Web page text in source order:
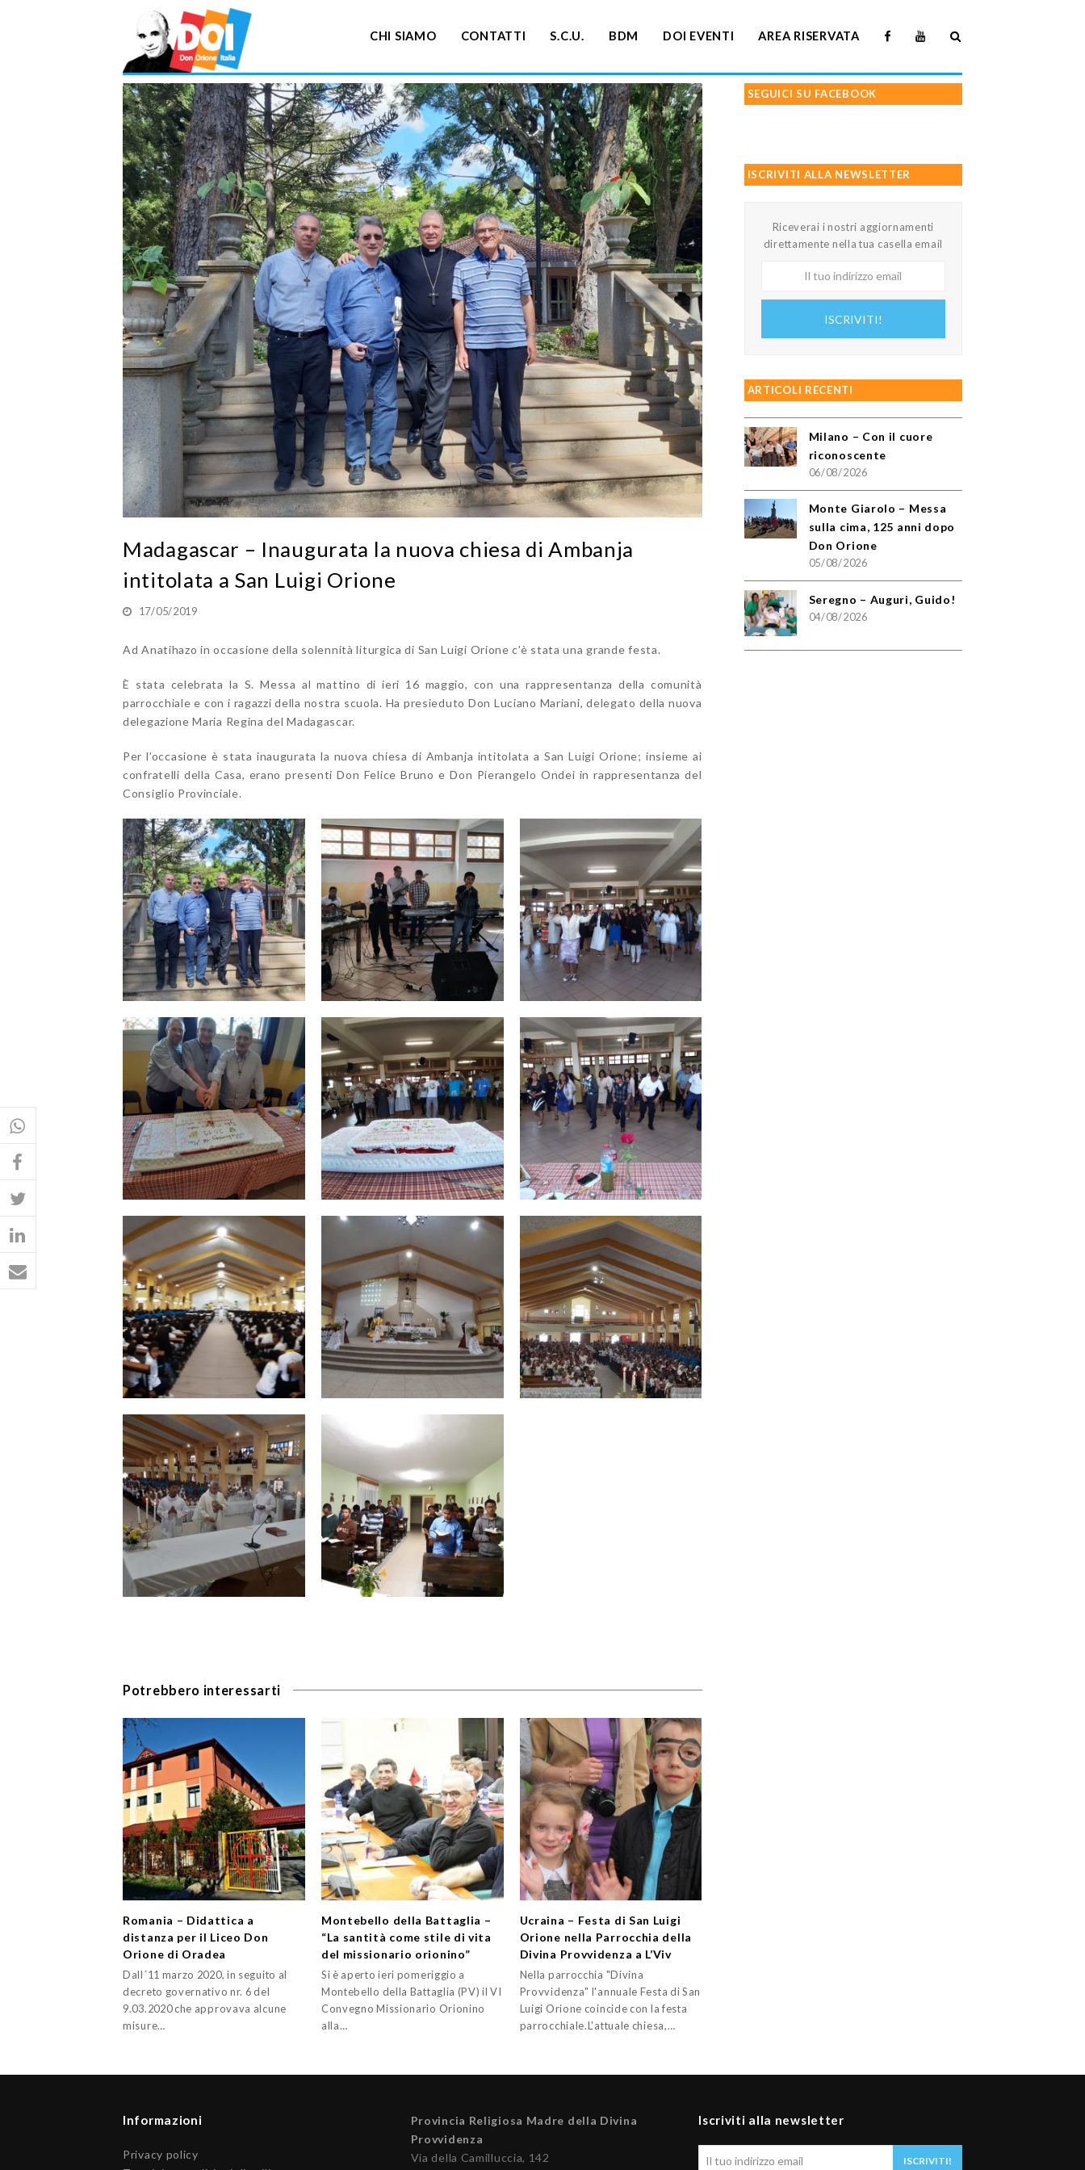
CHI SIAMO CONTATTI S.C.U. BDM DOI EVENTI AREA RISERVATA
Madagascar – Inaugurata la nuova chiesa di Ambanja
intitolata a San Luigi Orione
17/05/2019
Ad Anatihazo in occasione della solennità liturgica di San Luigi Orione c’è stata una grande festa.
È stata celebrata la S. Messa al mattino di ieri 16 maggio, con una rappresentanza della comunità
parrocchiale e con i ragazzi della nostra scuola. Ha presieduto Don Luciano Mariani, delegato della nuova
delegazione Maria Regina del Madagascar.
Per l’occasione è stata inaugurata la nuova chiesa di Ambanja intitolata a San Luigi Orione; insieme ai
confratelli della Casa, erano presenti Don Felice Bruno e Don Pierangelo Ondei in rappresentanza del
Consiglio Provinciale.
Potrebbero interessarti
Romania – Didattica a
distanza per il Liceo Don
Orione di Oradea
Dall´11 marzo 2020, in seguito al
decreto governativo nr. 6 del
9.03.2020 che approvava alcune
misure…
Montebello della Battaglia –
“La santità come stile di vita
del missionario orionino”
Si è aperto ieri pomeriggio a
Montebello della Battaglia (PV) il VI
Convegno Missionario Orionino
alla…
Ucraina – Festa di San Luigi
Orione nella Parrocchia della
Divina Provvidenza a L’Viv
Nella parrocchia "Divina
Provvidenza" l'annuale Festa di San
Luigi Orione coincide con la festa
parrocchiale.L'attuale chiesa,…
SEGUICI SU FACEBOOK
ISCRIVITI ALLA NEWSLETTER
Riceverai i nostri aggiornamenti
direttamente nella tua casella email
ISCRIVITI!
ARTICOLI RECENTI
Milano – Con il cuore
riconoscente
06/08/2026
Monte Giarolo – Messa
sulla cima, 125 anni dopo
Don Orione
05/08/2026
Seregno – Auguri, Guido!
04/08/2026
Informazioni
Privacy policy
Provincia Religiosa Madre della Divina
Provvidenza
Via della Camilluccia, 142
Iscriviti alla newsletter
ISCRIVITI!